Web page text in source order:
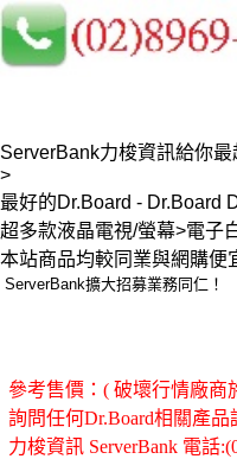
ServerBank力梭資訊給你
>
最好的Dr.Board - Dr.Board
超多款液晶電視/螢幕>電子
本站商品均較同業與網購便
ServerBank擴大招募業務同仁！
參考售價：( 破壞行情廠商
詢問任何Dr.Board相關產品
力梭資訊 ServerBank 電話